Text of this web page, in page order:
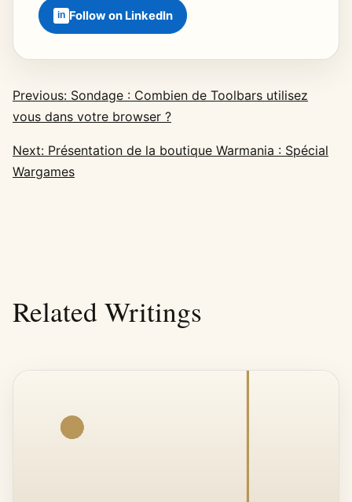
Follow on LinkedIn
Previous: Sondage : Combien de Toolbars utilisez
vous dans votre browser ?
Next: Présentation de la boutique Warmania : Spécial
Wargames
Related Writings